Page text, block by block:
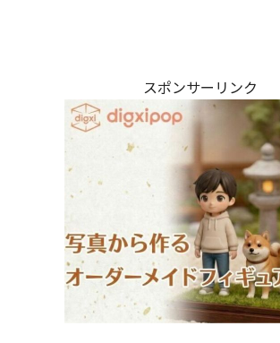
スポンサーリンク